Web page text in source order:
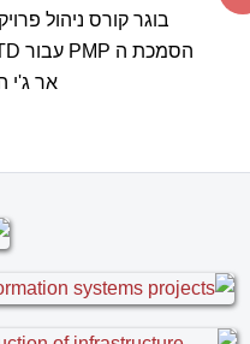
בוגר קורס ניהול
אר ג'י